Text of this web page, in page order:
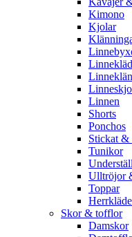
Kimono
Kjolar
Linnen
Shorts
Ponchos
Stickat
Tunikor
Underställ
Ulltröjor
Toppar
Skor & tofflor
Damskor